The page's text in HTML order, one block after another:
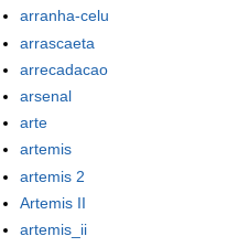
arranha-celu
arrascaeta
arrecadacao
arsenal
arte
artemis
artemis 2
Artemis II
artemis_ii